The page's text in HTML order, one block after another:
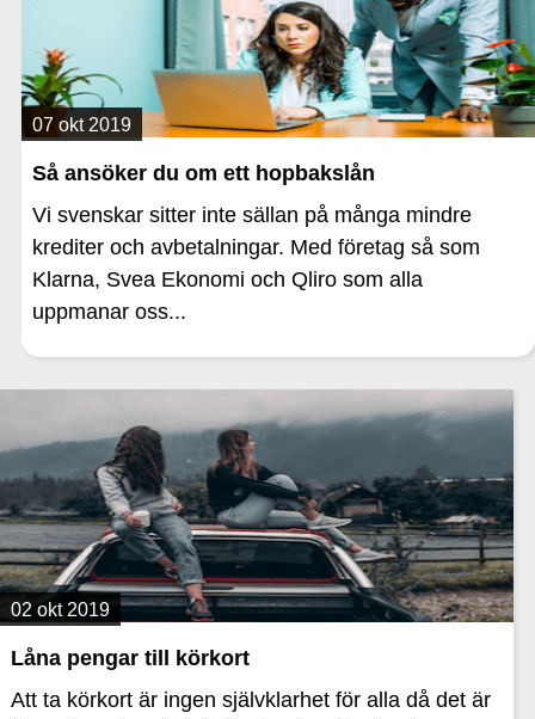
07 okt 2019
Så ansöker du om ett hopbakslån
Vi svenskar sitter inte sällan på många mindre
krediter och avbetalningar. Med företag så som
Klarna, Svea Ekonomi och Qliro som alla
uppmanar oss...
02 okt 2019
Låna pengar till körkort
Att ta körkort är ingen självklarhet för alla då det är